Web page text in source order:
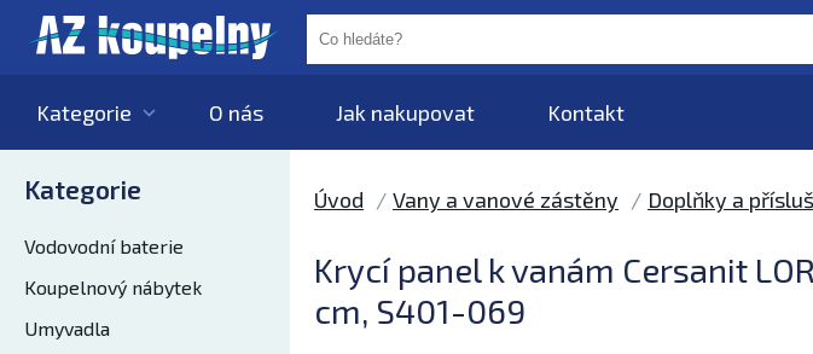
Kategorie O nás Jak nakupovat Kontakt
Kategorie
Vodovodní baterie
Koupelnový nábytek
Umyvadla
Úvod Vany a vanové zástěny Doplňky a
Krycí panel k vanám Cersanit
cm, S401-069